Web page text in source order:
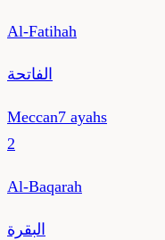
Al-Fatihah
الفاتحة
Meccan7 ayahs
2
Al-Baqarah
البقرة